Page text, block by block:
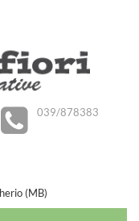
039/878383
(MB)